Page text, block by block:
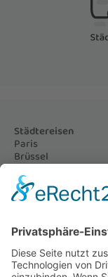
Städtereisen
Paris
Brüssel
Prag
Nizza und Monaco
London
Reiseziele
Paris als Reiseziel
Brüssel als Reiseziel